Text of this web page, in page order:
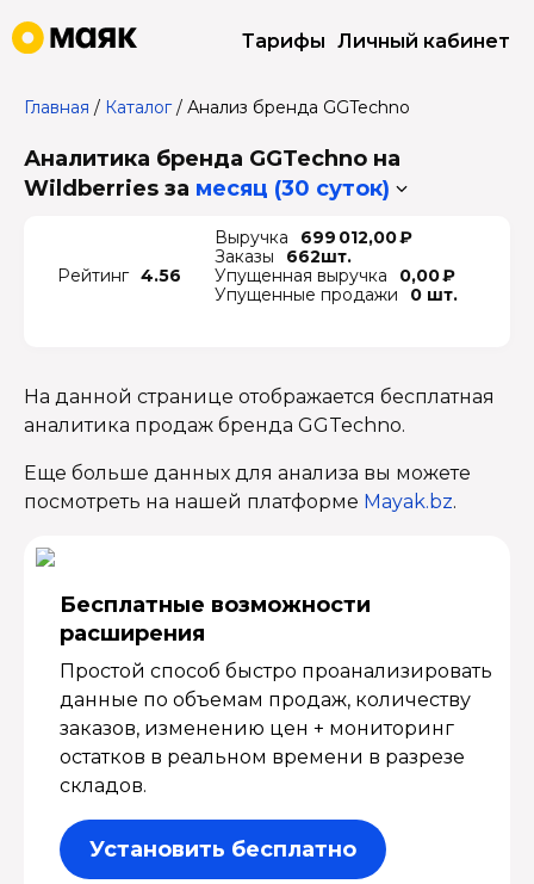
Тарифы Личный кабинет
Главная / Каталог/ Анализ бренда GGTechno
Аналитика бренда GGTechno на
Wildberries за месяц (30 суток)
Рейтинг 4.56
Выручка
699 012,00 ₽
Заказы
662шт.
Упущенная выручка
0,00 ₽
Упущенные продажи
0 шт.
На данной странице отображается бесплатная
аналитика продаж бренда GGTechno.
Еще больше данных для анализа вы можете
посмотреть на нашей платформе Mayak.bz.
Бесплатные возмож­ности
расширения
Простой способ быстро проанализировать
данные по объемам продаж, количеству
заказов, изменению цен + мониторинг
остатков в реальном времени в разрезе
складов.
Установить бесплатно